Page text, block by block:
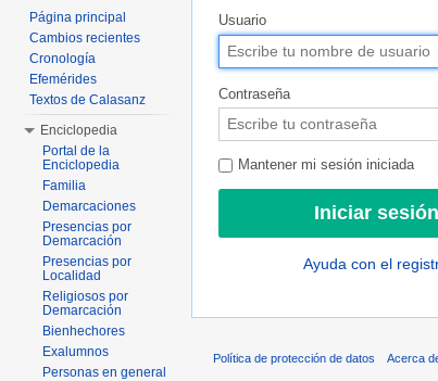
Usuario
Contraseña
Mantener mi sesión iniciada
Ayuda con el
Página principal
Cambios recientes
Cronología
Efemérides
Textos de Calasanz
Enciclopedia
Portal de la
Enciclopedia
Familia
Demarcaciones
Presencias por
Demarcación
Presencias por
Localidad
Religiosos por
Demarcación
Bienhechores
Exalumnos
Personas en general
Política de protección de datos Acerca